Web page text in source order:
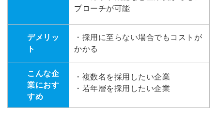
プローチが可能
デメリッ
ト
・採用に至らない場合でもコストが
かかる
こんな企
業におす
すめ
・複数名を採用したい企業
・若年層を採用したい企業